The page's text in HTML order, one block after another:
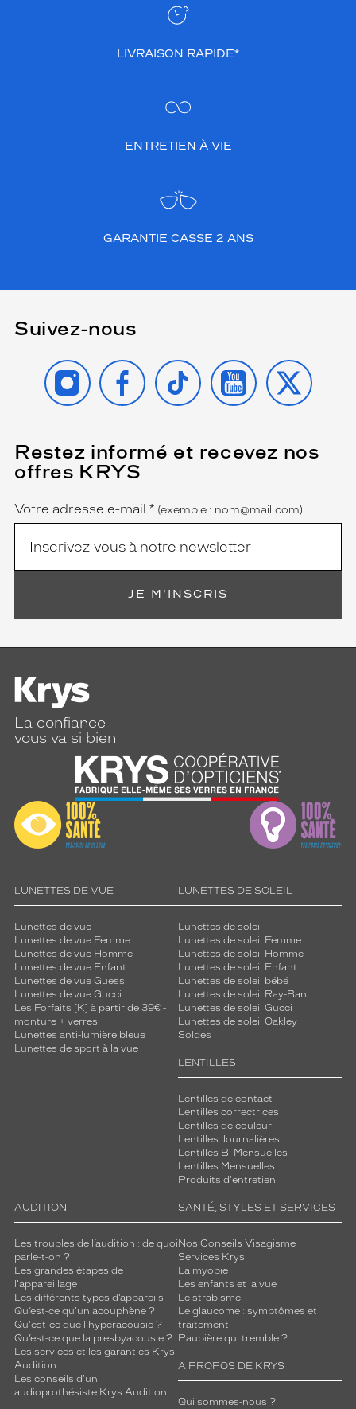
LIVRAISON RAPIDE*
ENTRETIEN À VIE
GARANTIE CASSE 2 ANS
Suivez-nous
INSTAGRAMFACEBOOK
TIKTOK YOUTUBE
X
Restez informé et recevez nos
offres KRYS
Name
Votre adresse e-mail *
(Ce
champ
est
(exemple : nom@mail.com)
JE M'INSCRIS
La confiance
vous va si bien
LUNETTES DE VUE
Lunettes de vue
Lunettes de vue Femme
Lunettes de vue Homme
Lunettes de vue Enfant
Lunettes de vue Guess
Lunettes de vue Gucci
Les Forfaits [K] à partir de 39€ -
monture + verres
Lunettes anti-lumière bleue
Lunettes de sport à la vue
LUNETTES DE SOLEIL
Lunettes de soleil
Lunettes de soleil Femme
Lunettes de soleil Homme
Lunettes de soleil Enfant
Lunettes de soleil bébé
Lunettes de soleil Ray-Ban
Lunettes de soleil Gucci
Lunettes de soleil Oakley
Soldes
LENTILLES
Lentilles de contact
Lentilles correctrices
Lentilles de couleur
Lentilles Journalières
Lentilles Bi Mensuelles
Lentilles Mensuelles
Produits d'entretien
AUDITION
Les troubles de l’audition : de quoi
parle-t-on ?
Les grandes étapes de
l'appareillage
Les différents types d’appareils
Qu’est-ce qu'un acouphène ?
Qu'est-ce que l'hyperacousie ?
Qu’est-ce que la presbyacousie ?
Les services et les garanties Krys
Audition
Les conseils d'un
audioprothésiste Krys Audition
SANTÉ, STYLES ET SERVICES
Nos Conseils Visagisme
Services Krys
La myopie
Les enfants et la vue
Le strabisme
Le glaucome : symptômes et
traitement
Paupière qui tremble ?
A PROPOS DE KRYS
Qui sommes-nous ?